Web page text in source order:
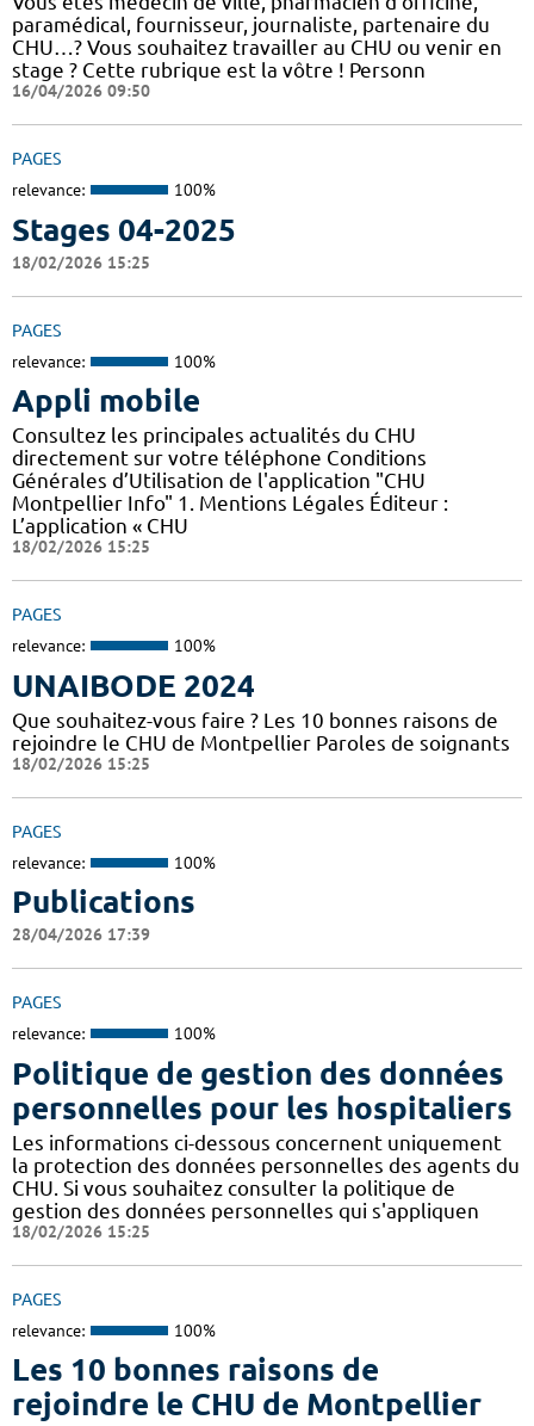
paramédical, fournisseur, journaliste, partenaire du
CHU…? Vous souhaitez travailler au CHU ou venir en
stage ? Cette rubrique est la vôtre ! Personn
16/04/2026 09:50
PAGES
relevance: 100%
Stages 04-2025
18/02/2026 15:25
PAGES
relevance: 100%
Appli mobile
Consultez les principales actualités du CHU
directement sur votre téléphone Conditions
Générales d’Utilisation de l'application "CHU
Montpellier Info" 1. Mentions Légales Éditeur :
L’application « CHU
18/02/2026 15:25
PAGES
relevance: 100%
UNAIBODE 2024
Que souhaitez-vous faire ? Les 10 bonnes raisons de
rejoindre le CHU de Montpellier Paroles de soignants
18/02/2026 15:25
PAGES
relevance: 100%
Publications
28/04/2026 17:39
PAGES
relevance: 100%
Politique de gestion des données
personnelles pour les hospitaliers
Les informations ci-dessous concernent uniquement
la protection des données personnelles des agents du
CHU. Si vous souhaitez consulter la politique de
gestion des données personnelles qui s'appliquen
18/02/2026 15:25
PAGES
relevance: 100%
Les 10 bonnes raisons de
rejoindre le CHU de Montpellier